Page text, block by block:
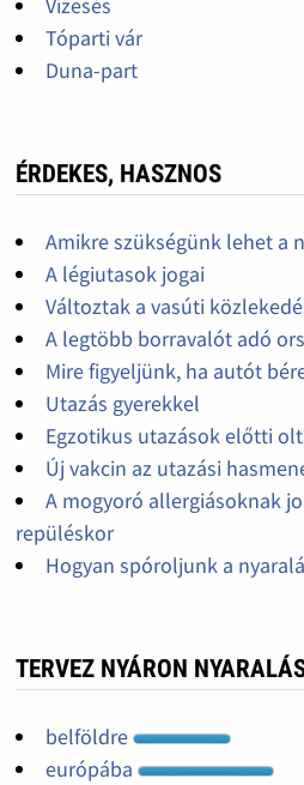
Tóparti vár
Duna-part
ÉRDEKES, HASZNOS
Amikre szükségünk lehet a
A légiutasok jogai
Változtak a vasúti
A legtöbb borravalót adó
Mire figyeljünk, ha autót
Utazás gyerekkel
Egzotikus utazások előtti
Új vakcin az utazási
A mogyoró allergiásoknak
repüléskor
Hogyan spóroljunk a
TERVEZ NYÁRON
belföldre
európába